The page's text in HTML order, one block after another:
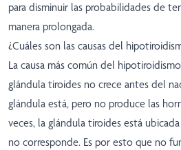
para disminuir las probabilidades de
manera prolongada.
¿Cuáles son las causas del
La causa más común del
glándula tiroides no crece antes del
glándula está, pero no produce las
veces, la glándula tiroides está
no corresponde. Es por esto que no